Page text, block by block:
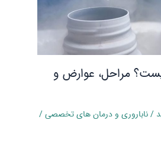
مراحل، عوارض و
/ناباروری و درمان‌ های تخصصی/